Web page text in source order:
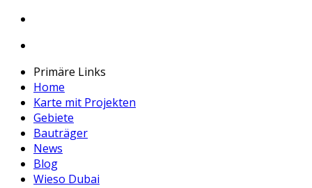
Primäre Links
Home
Karte mit Projekten
Gebiete
Bauträger
News
Blog
Wieso Dubai